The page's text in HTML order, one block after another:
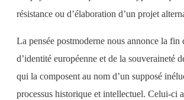
résistance ou d’élaboration d’un projet
La pensée postmoderne nous annonce la fin
d’identité européenne et de la souveraineté
qui la composent au nom d’un supposé
processus historique et intellectuel. Celui-ci